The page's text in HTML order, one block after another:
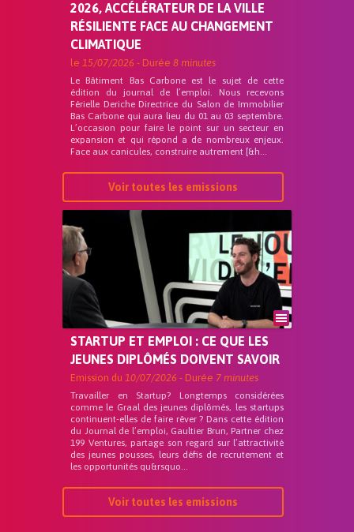
2026, ACCÉLÉRATEUR DE LA VILLE
RÉSILIENTE FACE AU CHANGEMENT
CLIMATIQUE
le 15/07/2026 - Durée 8 minutes
Le Bâtiment Bas Carbone est le sujet de cette
édition du journal de l’emploi. Nous recevons
Férielle Deriche Directrice du Salon de Immobilier
Bas Carbone qui aura lieu du 01 au 03 septembre.
L’occasion pour faire le point sur un secteur en
expansion et qui répond a de nombreux enjeux.
Face aux canicules, construire autrement [&h...
Voir toutes les emissions
STARTUP ET EMPLOI : CE QUE LES
JEUNES DIPLÔMÉS DOIVENT SAVOIR
Emission du 10/07/2026 - Durée 7 minutes
Travailler en Startup? Longtemps considérées
comme le Graal des jeunes diplômés, les startups
continuent-elles de faire rêver ? Dans cette édition
du Journal de l’emploi, Gaultier Brun, Partner chez
199 Ventures, partage son regard sur l’attractivité
des jeunes pousses, leurs défis de recrutement et
les opportunités qu&rsquo...
Voir toutes les emissions